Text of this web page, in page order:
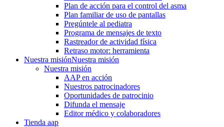
Plan de acción para el control del asma
Plan familiar de uso de pantallas
Pregúntele al pediatra
Programa de mensajes de texto
Rastre​​ador de activida​d física
Retraso motor: herramienta
Nuestra misiónNuestra misión
Nuestra misión
AAP en acción
Nuestros patrocinadores
Oportunidades de patrocinio
Difunda el mensaje
Editor médico y colaboradores
Tienda aap